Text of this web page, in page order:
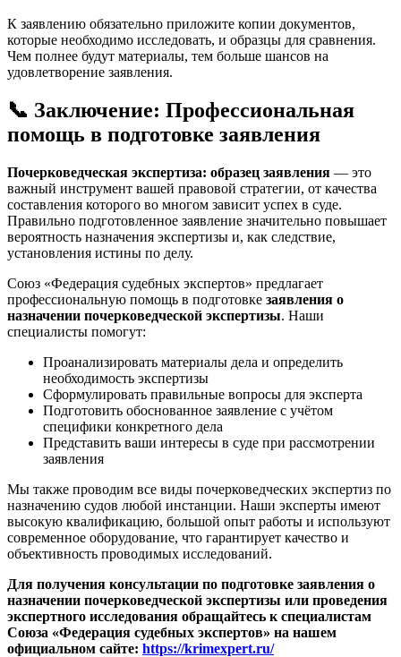
К заявлению обязательно приложите копии документов,
которые необходимо исследовать, и образцы для сравнения.
Чем полнее будут материалы, тем больше шансов на
удовлетворение заявления.
📞 Заключение: Профессиональная
помощь в подготовке заявления
Почерковедческая экспертиза: образец заявления — это
важный инструмент вашей правовой стратегии, от качества
составления которого во многом зависит успех в суде.
Правильно подготовленное заявление значительно повышает
вероятность назначения экспертизы и, как следствие,
установления истины по делу.
Союз «Федерация судебных экспертов» предлагает
профессиональную помощь в подготовке заявления о
назначении почерковедческой экспертизы. Наши
специалисты помогут:
Проанализировать материалы дела и определить
необходимость экспертизы
Сформулировать правильные вопросы для эксперта
Подготовить обоснованное заявление с учётом
специфики конкретного дела
Представить ваши интересы в суде при рассмотрении
заявления
Мы также проводим все виды почерковедческих экспертиз по
назначению судов любой инстанции. Наши эксперты имеют
высокую квалификацию, большой опыт работы и используют
современное оборудование, что гарантирует качество и
объективность проводимых исследований.
Для получения консультации по подготовке заявления о
назначении почерковедческой экспертизы или проведения
экспертного исследования обращайтесь к специалистам
Союза «Федерация судебных экспертов» на нашем
официальном сайте: https://krimexpert.ru/